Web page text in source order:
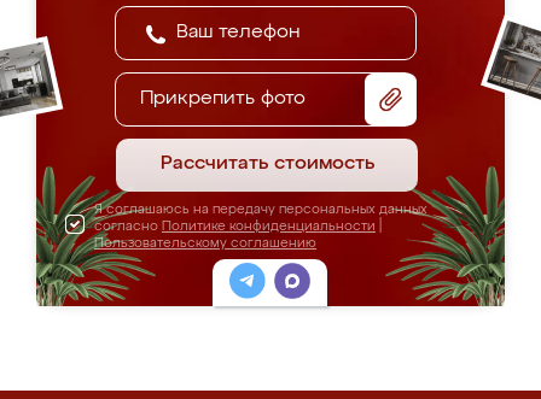
Прикрепить фото
Рассчитать стоимость
Я соглашаюсь на передачу персональных данных
согласно Политике конфиденциальности
Пользовательскому соглашению